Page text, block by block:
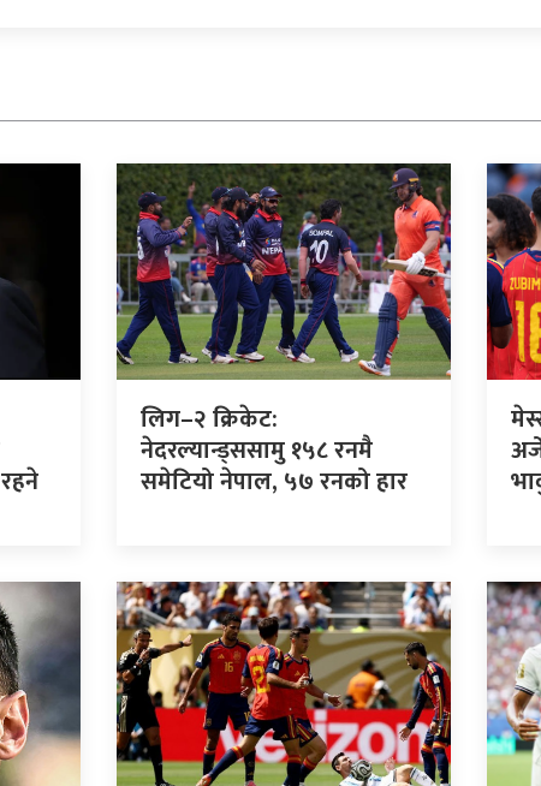
लिग–२ क्रिकेट:
नेदरल्यान्ड्ससामु १५८ रनमै
समेटियो नेपाल, ५७ रनको हार